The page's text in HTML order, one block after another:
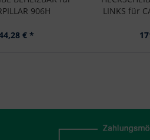
906H
€ *
LINKS für